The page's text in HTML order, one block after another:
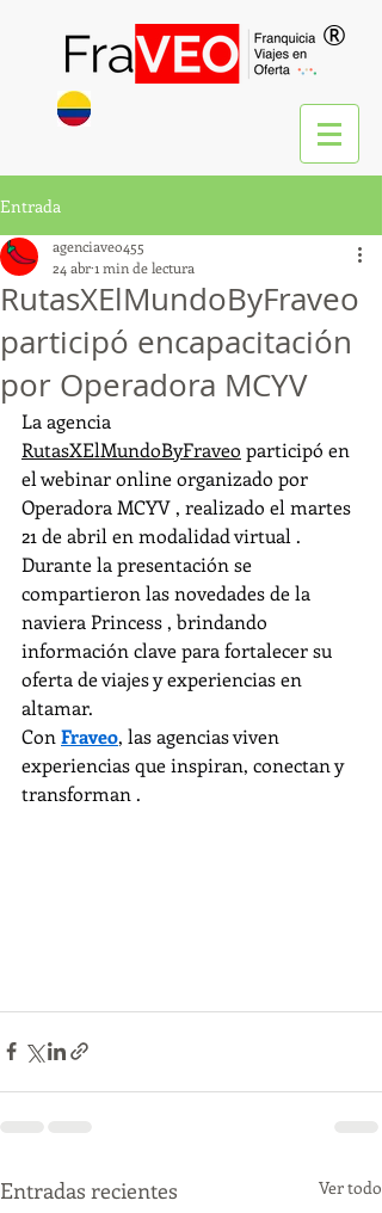
®
Entrada
RutasXElMundoByFraveo
participó encapacitación
por Operadora MCYV
agenciaveo455
24 abr1 min de lectura
La agencia
RutasXElMundoByFraveo participó en
el webinar online organizado por
Operadora MCYV , realizado el martes
21 de abril en modalidad virtual .
Durante la presentación se
compartieron las novedades de la
naviera Princess , brindando
información clave para fortalecer su
oferta de viajes y experiencias en
altamar.
Con Fraveo, las agencias viven
experiencias que inspiran, conectan y
transforman .
Entradas recientes Ver todo